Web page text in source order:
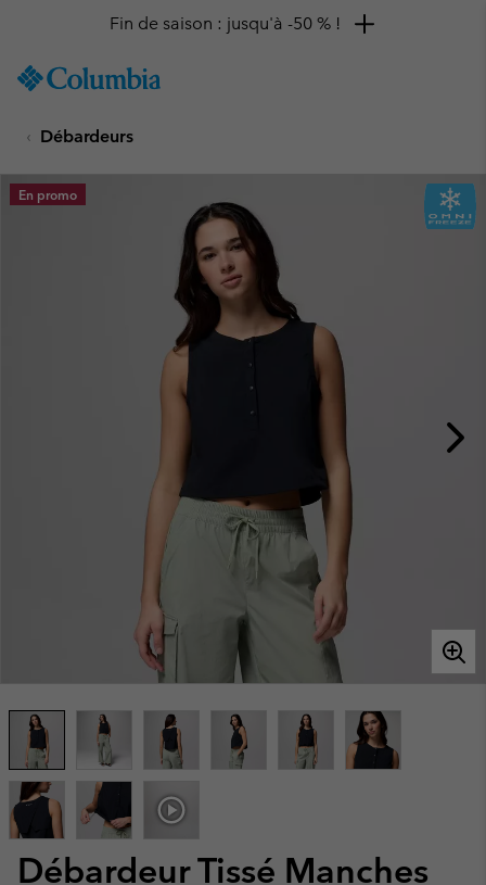
TO
SKIP
MAIN
NAV
Fin de saison : jusqu'à -50 % !
Débardeurs
Débardeur Tissé Manches
En promo